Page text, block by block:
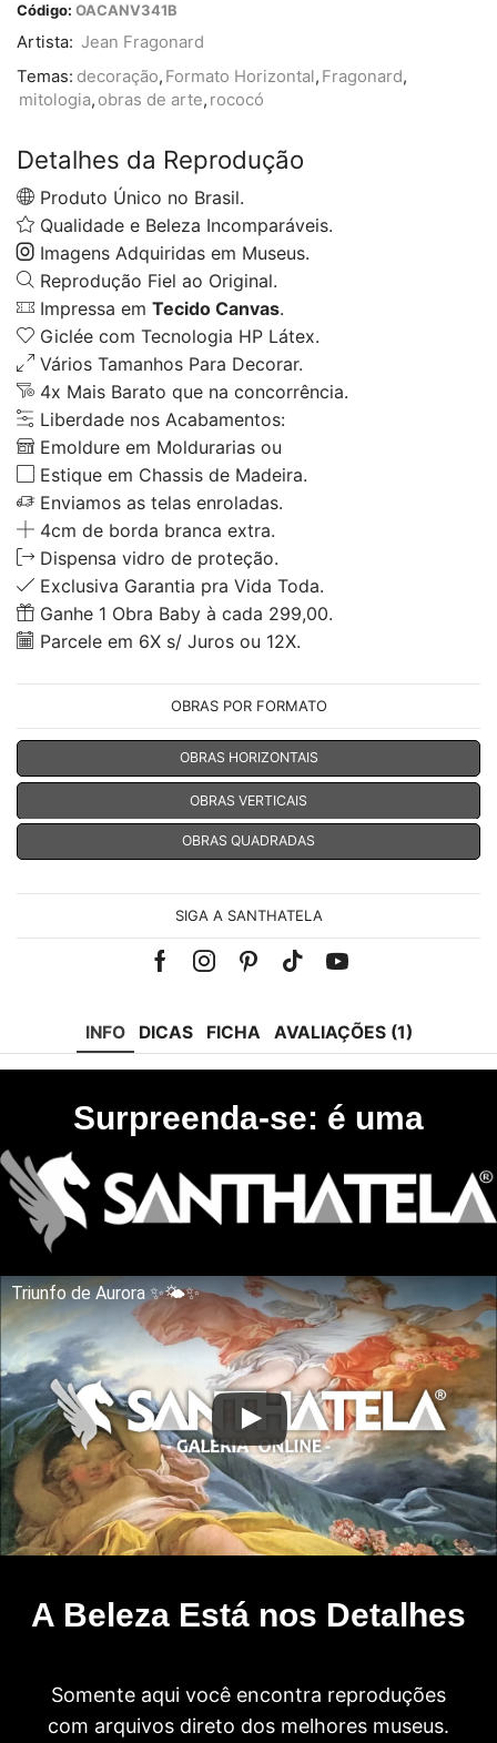
Código: OACANV341B
Artista: Jean Fragonard
Temas: decoração, Formato Horizontal, Fragonard,
mitologia, obras de arte, rococó
Detalhes da Reprodução
Produto Único no Brasil.
Qualidade e Beleza Incomparáveis.
Imagens Adquiridas em Museus.
Reprodução Fiel ao Original.
Impressa em Tecido Canvas.
Giclée com Tecnologia HP Látex.
Vários Tamanhos Para Decorar.
4x Mais Barato que na concorrência.
Liberdade nos Acabamentos:
Emoldure em Moldurarias ou
Estique em Chassis de Madeira.
Enviamos as telas enroladas.
4cm de borda branca extra.
Dispensa vidro de proteção.
Exclusiva Garantia pra Vida Toda.
Ganhe 1 Obra Baby à cada 299,00.
Parcele em 6X s/ Juros ou 12X.
OBRAS POR FORMATO
OBRAS HORIZONTAIS
OBRAS VERTICAIS
OBRAS QUADRADAS
SIGA A SANTHATELA
FacebookInstagramPinterest
Tik-Youtube
INFO DICAS FICHA AVALIAÇÕES (1)
Surpreenda-se: é uma
Triunfo de Aurora ✨🌤✨
A Beleza Está nos Detalhes
Somente aqui você encontra reproduções
com arquivos direto dos melhores museus.